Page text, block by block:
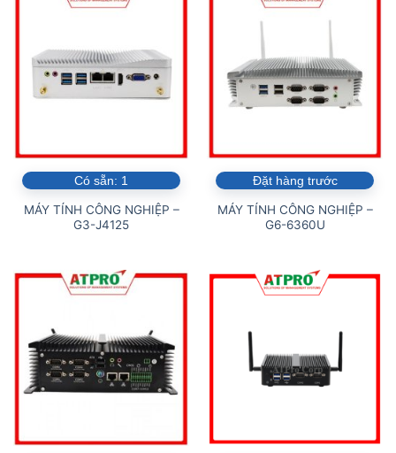
Có sẵn: 1
MÁY TÍNH CÔNG NGHIỆP –
G3-J4125
Đặt hàng trước
MÁY TÍNH CÔNG NGHIỆP –
G6-6360U